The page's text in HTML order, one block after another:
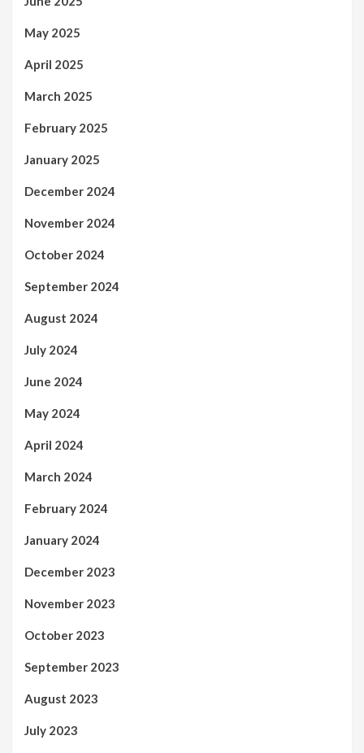
May 2025
April 2025
March 2025
February 2025
January 2025
December 2024
November 2024
October 2024
September 2024
August 2024
July 2024
June 2024
May 2024
April 2024
March 2024
February 2024
January 2024
December 2023
November 2023
October 2023
September 2023
August 2023
July 2023